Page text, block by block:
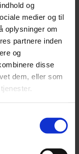
og
medier og til
oplysninger om
partnere inden
og
disse
dem, eller som
medarbejdere
på at kunne
livscyklus og
uanset
vores nye
godt bidrag til.”
position i det